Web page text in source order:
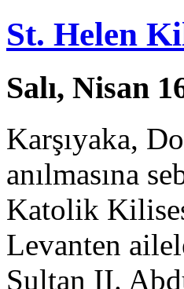
St. Helen
Salı, Nisan
Karşıyaka,
anılmasına
Katolik
Levanten
Sultan II.